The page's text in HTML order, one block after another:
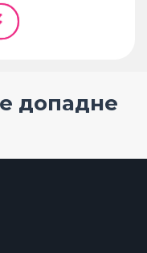
допадне